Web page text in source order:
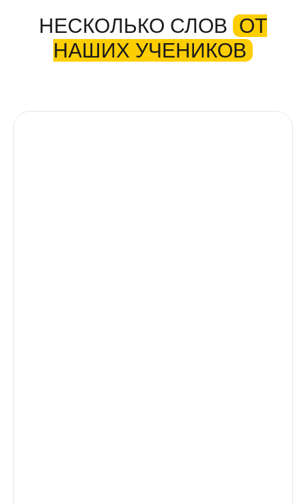
НЕСКОЛЬКО СЛОВ ОТ
НАШИХ УЧЕНИКОВ